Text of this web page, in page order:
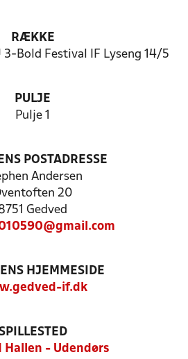
RÆKKE
3-Bold Festival IF Lyseng 14/5
PULJE
Pulje 1
POSTADRESSE
Andersen
20
Gedved
HJEMMESIDE
if.dk
SPILLESTED
Hallen - Udendørs